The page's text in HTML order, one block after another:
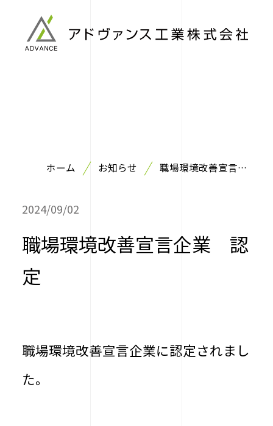
ホーム お知らせ
職場環境改善宣言企
2024/09/02
職場環境改善宣言企業 認
定
職場環境改善宣言企業に認定されまし
た。